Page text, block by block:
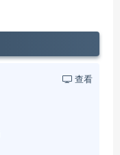
查看